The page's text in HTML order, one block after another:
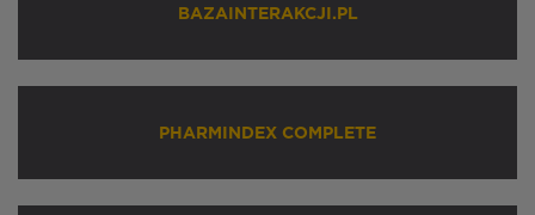
BAZAINTERAKCJI.PL
PHARMINDEX COMPLETE